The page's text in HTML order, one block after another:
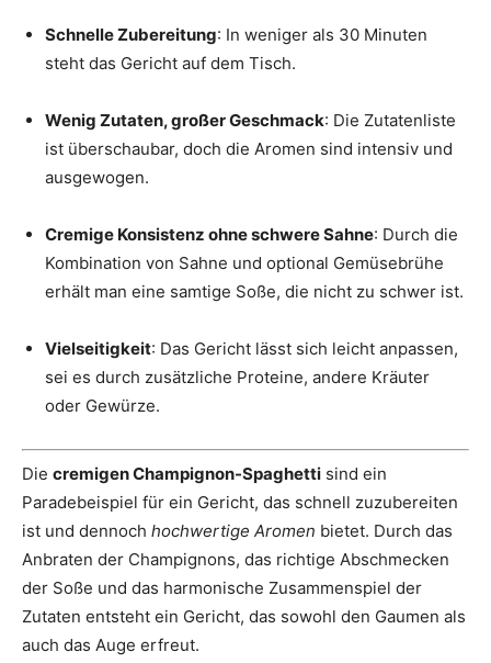
Schnelle Zubereitung: In weniger als 30 Minuten
steht das Gericht auf dem Tisch.
Wenig Zutaten, großer Geschmack: Die Zutatenliste
ist überschaubar, doch die Aromen sind intensiv und
ausgewogen.
Cremige Konsistenz ohne schwere Sahne: Durch die
Kombination von Sahne und optional Gemüsebrühe
erhält man eine samtige Soße, die nicht zu schwer ist.
Vielseitigkeit: Das Gericht lässt sich leicht anpassen,
sei es durch zusätzliche Proteine, andere Kräuter
oder Gewürze.
Die cremigen Champignon-Spaghetti sind ein
Paradebeispiel für ein Gericht, das schnell zuzubereiten
ist und dennoch hochwertige Aromen bietet. Durch das
Anbraten der Champignons, das richtige Abschmecken
der Soße und das harmonische Zusammenspiel der
Zutaten entsteht ein Gericht, das sowohl den Gaumen als
auch das Auge erfreut.